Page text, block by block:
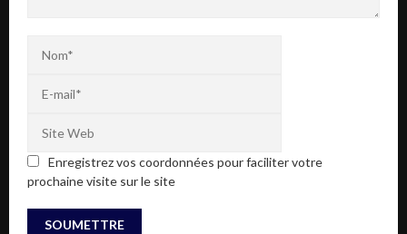
Enregistrez vos coordonnées pour faciliter votre
prochaine visite sur le site